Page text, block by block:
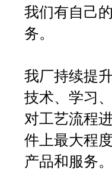
我们有自己
务。
我厂持续提
技术、学习
对工艺流程
件上最大程
产品和服务